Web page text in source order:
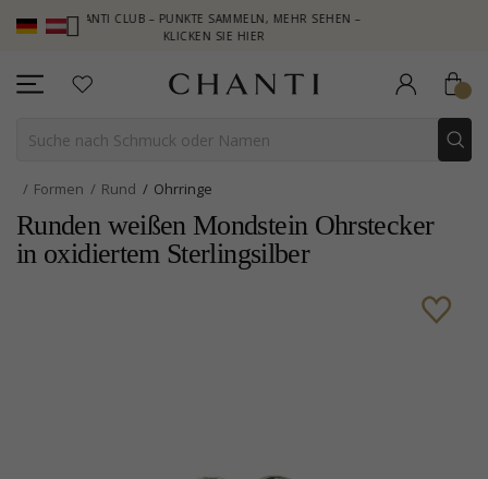
CHANTI CLUB – PUNKTE SAMMELN, MEHR SEHEN –
KLICKEN SIE HIER
Formen Rund Ohrringe
Runden weißen Mondstein Ohrstecker
in oxidiertem Sterlingsilber